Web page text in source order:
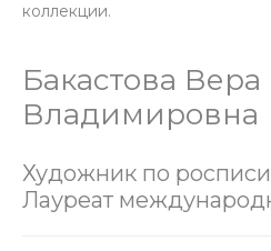
коллекции.
Бакастова Вера
Владимировна
Художник по
Лауреат